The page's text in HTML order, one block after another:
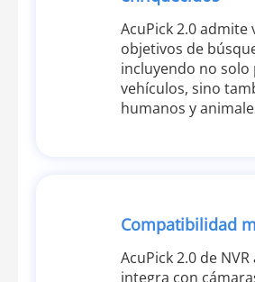
AcuPick 2.0
objetivos de
incluyendo no solo
vehículos, sino
humanos y
Compatibilidad
AcuPick 2.0 de
integra con